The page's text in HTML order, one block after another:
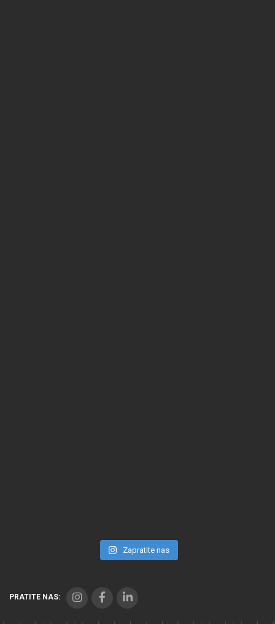
Zapratite nas
PRATITE NAS: